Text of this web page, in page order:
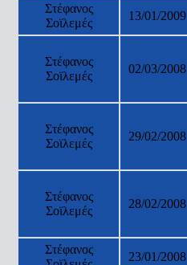
Στέφανος
Σοϊλεμές
13/01/2009
Στέφανος
Σοϊλεμές
02/03/2008
Στέφανος
Σοϊλεμές
29/02/2008
Στέφανος
Σοϊλεμές
28/02/2008
Στέφανος
23/01/2008